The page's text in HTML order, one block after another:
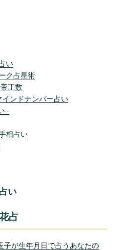
い
ク占星術
王数
ンドナンバー占い
-
相占い
い
占
子が生年月日で占うあなたの